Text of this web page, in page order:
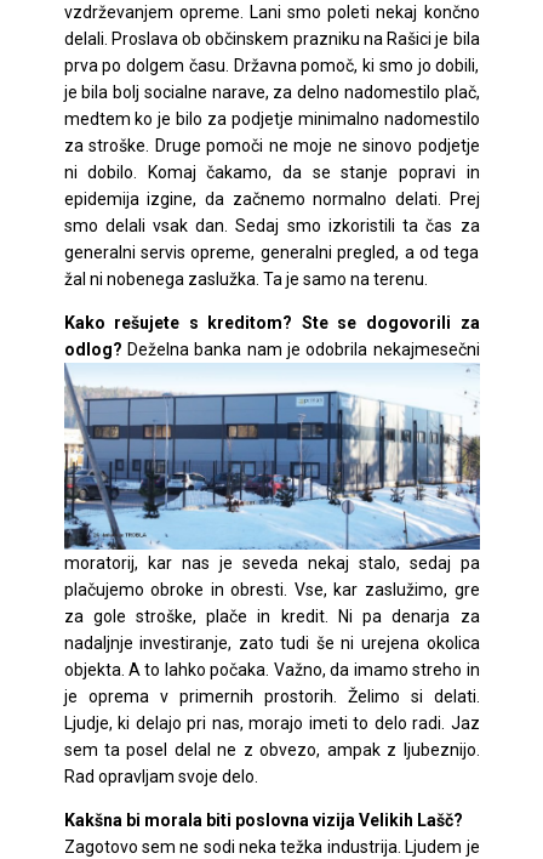
vzdrževanjem opreme. Lani smo poleti nekaj končno
delali. Proslava ob občinskem prazniku na Rašici je bila
prva po dolgem času. Državna pomoč, ki smo jo dobili,
je bila bolj socialne narave, za delno nadomestilo plač,
medtem ko je bilo za podjetje minimalno nadomestilo
za stroške. Druge pomoči ne moje ne sinovo podjetje
ni dobilo. Komaj čakamo, da se stanje popravi in
epidemija izgine, da začnemo normalno delati. Prej
smo delali vsak dan. Sedaj smo izkoristili ta čas za
generalni servis opreme, generalni pregled, a od tega
žal ni nobenega zaslužka. Ta je samo na terenu.
Kako rešujete s kreditom? Ste se dogovorili za
odlog? Deželna banka nam je odobrila nekajmesečni
moratorij, kar nas je seveda nekaj stalo, sedaj pa
plačujemo obroke in obresti. Vse, kar zaslužimo, gre
za gole stroške, plače in kredit. Ni pa denarja za
nadaljnje investiranje, zato tudi še ni urejena okolica
objekta. A to lahko počaka. Važno, da imamo streho in
je oprema v primernih prostorih. Želimo si delati.
Ljudje, ki delajo pri nas, morajo imeti to delo radi. Jaz
sem ta posel delal ne z obvezo, ampak z ljubeznijo.
Rad opravljam svoje delo.
Kakšna bi morala biti poslovna vizija Velikih Lašč?
Zagotovo sem ne sodi neka težka industrija. Ljudem je